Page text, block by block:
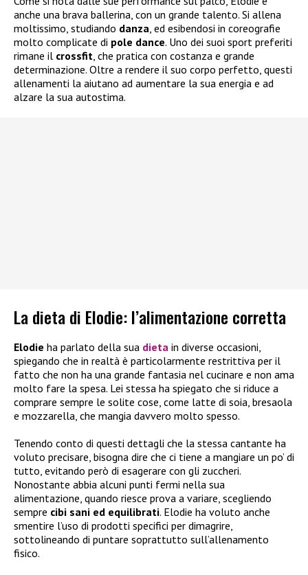
anche una brava ballerina, con un grande talento. Si allena
moltissimo, studiando danza , ed esibendosi in coreografie
molto complicate di pole dance. Uno dei suoi sport preferiti
rimane il crossfit , che pratica con costanza e grande
determinazione. Oltre a rendere il suo corpo perfetto, questi
allenamenti la aiutano ad aumentare la sua energia e ad
alzare la sua autostima.
La dieta di Elodie: l’alimentazione corretta
Elodie ha parlato della sua dieta in diverse occasioni,
spiegando che in realtà è particolarmente restrittiva per il
fatto che non ha una grande fantasia nel cucinare e non ama
molto fare la spesa. Lei stessa ha spiegato che si riduce a
comprare sempre le solite cose, come latte di soia, bresaola
e mozzarella, che mangia davvero molto spesso.
Tenendo conto di questi dettagli che la stessa cantante ha
voluto precisare, bisogna dire che ci tiene a mangiare un po’ di
tutto, evitando però di esagerare con gli zuccheri.
Nonostante abbia alcuni punti fermi nella sua
alimentazione, quando riesce prova a variare, scegliendo
sempre cibi sani ed equilibrati. Elodie ha voluto anche
smentire l’uso di prodotti specifici per dimagrire,
sottolineando di puntare soprattutto sull’allenamento
fisico.